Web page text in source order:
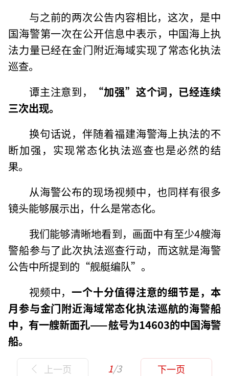
与之前的两次公告内容相比，这次，是中
国海警第一次在公开信息中表示，中国海上执
法力量已经在金门附近海域实现了常态化执法
巡查。
谭主注意到，
“加强”这个词，已经连续
三次出现。
换句话说，伴随着福建海警海上执法的不
断加强，实现常态化执法巡查也是必然的结
果。
从海警公布的现场视频中，也同样有很多
镜头能够展示出，什么是常态化。
我们能够清晰地看到，画面中有至少4艘海
警船参与了此次执法巡查行动，而这就是海警
公告中所提到的“舰艇编队”。
视频中，一个十分值得注意的细节是，本
月参与金门附近海域常态化执法巡航的海警船
中，有一艘新面孔——舷号为14603的中国海警
船。
上一页 1/3 下一页